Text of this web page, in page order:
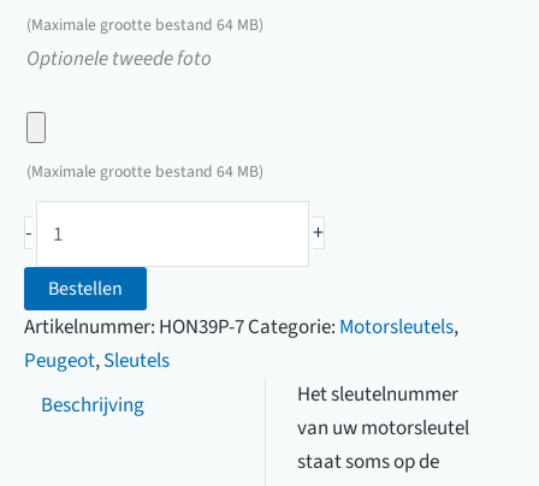
hier
een
van
uw
sleutel
(Maximale grootte bestand 64 MB)
Upload
foto
van
uw
sleutel
Optionele tweede foto
(Maximale grootte bestand 64 MB)
-
motorsleutel
(A01
t/m
A99)
+
Bestellen
Artikelnummer: HON39P-7Categorie: Motorsleutels,
Peugeot,Sleutels
Beschrijving
Het sleutelnummer
van uw motorsleutel
staat soms op de